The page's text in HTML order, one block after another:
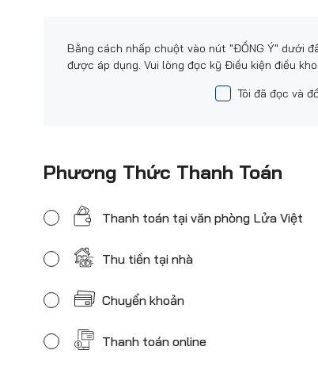
Bằng cách nhấp chuột vào nút "ĐỒNG Ý" dưới
được áp dụng. Vui lòng đọc kỹ Điều kiện điều
Tôi đã đọc và
Phương Thức Thanh Toán
Thanh toán tại văn phòng Lửa Việt
Thu tiền tại nhà
Chuyển khoản
Thanh toán online